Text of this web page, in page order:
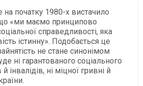
на початку 1980-х вистачило
«ми маємо принципово
справедливості, яка
істинну». Подобається це
не стане синонімом
ні гарантованого соціального
інвалідів, ні міцної гривні й